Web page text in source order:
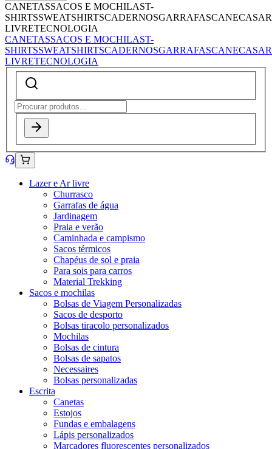
CANETASSACOS E MOCHILAST-
SHIRTSSWEATSHIRTSCADERNOSGARRAFASCANECASAR
LIVRETECNOLOGIA
CANETASSACOS E MOCHILAST-
SHIRTSSWEATSHIRTSCADERNOSGARRAFASCANECASAR
LIVRETECNOLOGIA
Lazer e Ar livre
Churrasco
Garrafas de água
Jardinagem
Praia e verão
Caminhada e campismo
Sacos térmicos
Chapéus de sol e praia
Para sois para carros
Material Trekking
Sacos e mochilas
Bolsas de Viagem Personalizadas
Sacos de desporto
Bolsas tiracolo personalizados
Mochilas
Bolsas de cintura
Bolsas de sapatos
Necessaires
Bolsas personalizadas
Escrita
Canetas
Estojos
Fundas e embalagens
Lápis personalizados
Marcadores fluorescentes personalizados